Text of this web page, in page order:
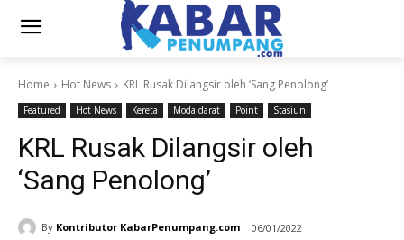
Home Hot News KRL Rusak Dilangsir oleh ‘Sang Penolong’
Featured Hot News Kereta Moda darat Point Stasiun
KRL Rusak Dilangsir oleh
‘Sang Penolong’
By Kontributor KabarPenumpang.com 06/01/2022